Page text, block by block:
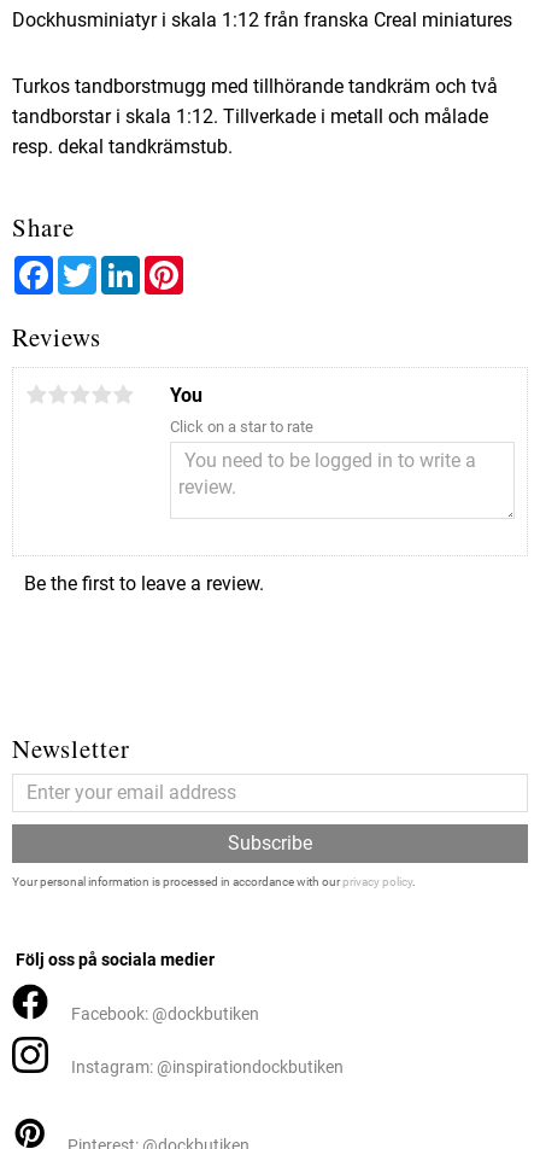
Dockhusminiatyr i skala 1:12 från franska Creal miniatures
Turkos tandborstmugg med tillhörande tandkräm och två
tandborstar i skala 1:12. Tillverkade i metall och målade
resp. dekal tandkrämstub.
Share
FacebookTwitterLinkedIn
Reviews
You
Click on a star to rate
Be the first to leave a review.
Newsletter
Subscribe
Your personal information is processed in accordance with ourprivacy policy.
Följ oss på sociala medier
Facebook: @dockbutiken
Instagram: @inspirationdockbutiken